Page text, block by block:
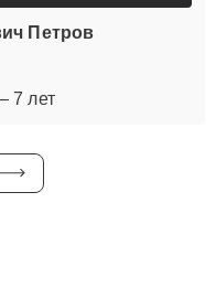
Петров
7 лет